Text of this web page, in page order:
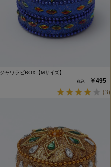
ジャワラビBOX【Mサイズ】
￥495
(3)